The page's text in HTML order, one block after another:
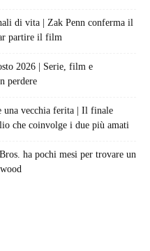
di vita | Zak Penn conferma il
partire il film
2026 | Serie, film e
perdere
una vecchia ferita | Il finale
che coinvolge i due più amati
ha pochi mesi per trovare un